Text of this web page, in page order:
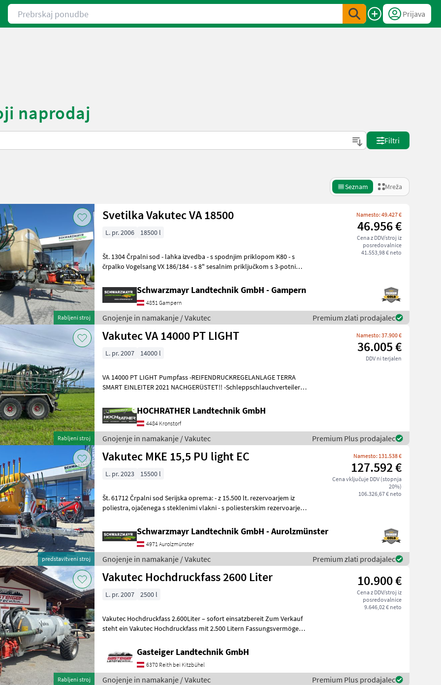
Prebrskaj ponudbe
Prijava
naprodaj
Filtri
Seznam Mreža
Rabljeni stroj
Svetilka Vakutec VA 18500 Namesto: 49.427 €
46.956 €
Cena z DDV/stroj iz
posredovalnice
41.553,98 € neto
L. pr. 2006 18500 l
Št. 1304 Črpalni sod - lahka izvedba - s spodnjim priklopom K80 - s
črpalko Vogelsang VX 186/184 - s 8" sesalnim priključkom s 3-potnim
Schwarzmayr Landtechnik GmbH - Gampern
4851 Gampern
Gnojenje in namakanje / Vakutec Premium zlati prodajalec
Rabljeni stroj
Vakutec VA 14000 PT LIGHT Namesto: 37.900 €
36.005 €
DDV ni terjalen
L. pr. 2007 14000 l
VA 14000 PT LIGHT Pumpfass -REIFENDRUCKREGELANLAGE TERRA
SMART EINLEITER 2021 NACHGERÜSTET!! -Schleppschlauchverteiler
HOCHRATHER Landtechnik GmbH
4484 Kronstorf
Gnojenje in namakanje / Vakutec Premium Plus prodajalec
predstavitveni stroj
Vakutec MKE 15,5 PU light EC Namesto: 131.538 €
127.592 €
Cena vključuje DDV (stopnja
20%)
106.326,67 € neto
L. pr. 2023 15500 l
Št. 61712 Črpalni sod Serijska oprema: - z 15.500 lt. rezervoarjem iz
poliestra, ojačenega s steklenimi vlakni - s poliesterskim rezervoarjem
Schwarzmayr Landtechnik GmbH - Aurolzmünster
4971 Aurolzmünster
Gnojenje in namakanje / Vakutec Premium zlati prodajalec
Rabljeni stroj
Vakutec Hochdruckfass 2600 Liter 10.900 €
Cena z DDV/stroj iz
posredovalnice
9.646,02 € neto
L. pr. 2007 2500 l
Vakutec Hochdruckfass 2.600Liter – sofort einsatzbereit Zum Verkauf
steht ein Vakutec Hochdruckfass mit 2.500 Litern Fassungsvermögen,
Gasteiger Landtechnik GmbH
6370 Reith bei Kitzbühel
Gnojenje in namakanje / Vakutec Premium Plus prodajalec